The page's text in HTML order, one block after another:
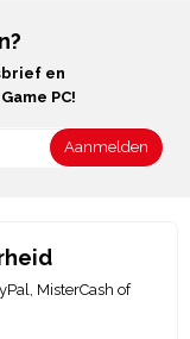
en
PC!
MisterCash of